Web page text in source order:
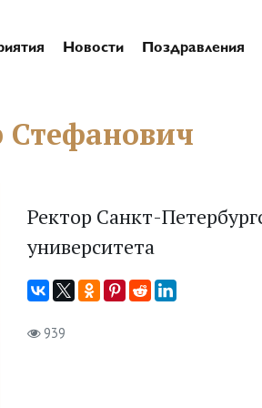
Новости Поздравления
Ректор Санкт-
университета
939